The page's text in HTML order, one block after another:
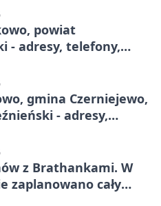
powiat
- adresy, telefony,
gmina Czerniejewo,
- adresy,
z Brathankami. W
zaplanowano cały